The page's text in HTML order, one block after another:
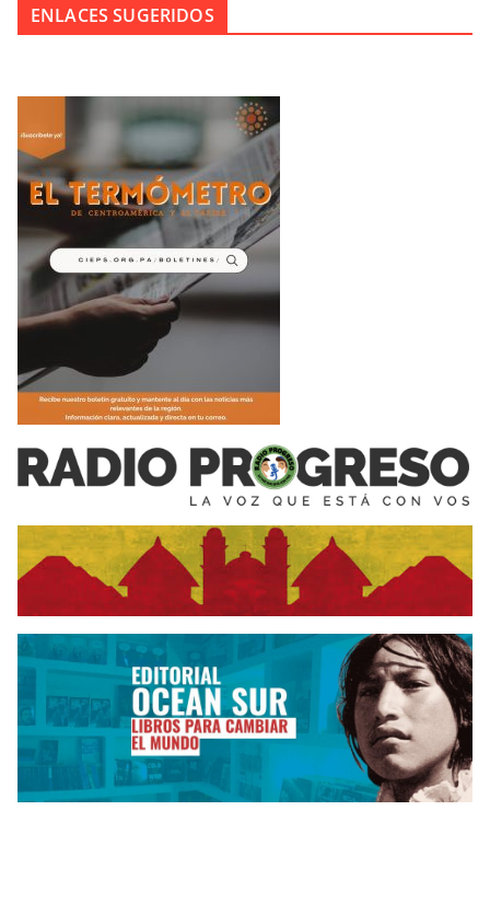
ENLACES SUGERIDOS